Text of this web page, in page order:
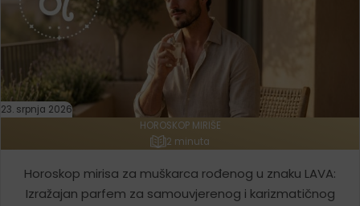
23. srpnja 2026
HOROSKOP MIRIŠE
2 minuta
Horoskop mirisa za muškarca rođenog u znaku LAVA:
Izražajan parfem za samouvjerenog i karizmatičnog